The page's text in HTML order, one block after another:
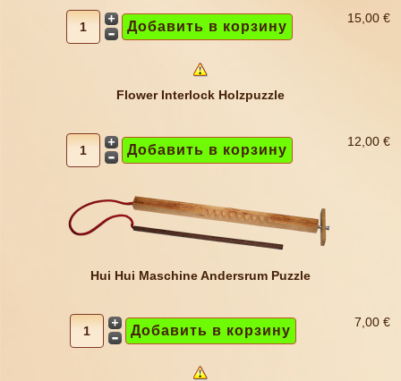
15,00 €
Flower Interlock Holzpuzzle
12,00 €
Hui Hui Maschine Andersrum Puzzle
7,00 €